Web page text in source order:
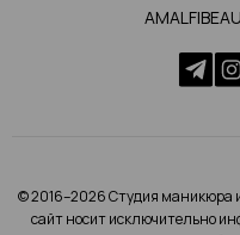
© 2016–2026 Студия маникюра
сайт носит исключительно